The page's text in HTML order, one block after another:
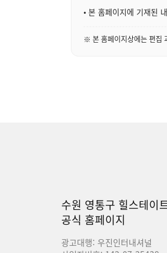
• 본 홈페이지에 기재된
※ 본 홈페이지상에는 편집
수원 영통구 힐스테이
공식 홈페이지
광고대행: 우진인터내셔널